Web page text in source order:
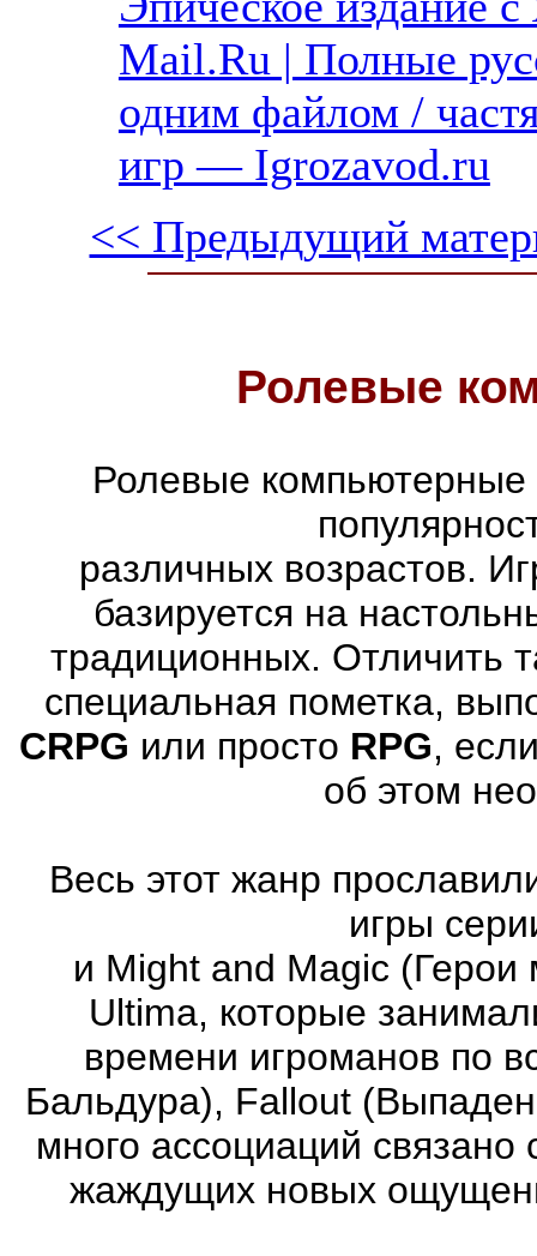
Mail.Ru | Полные
одним файлом /
игр — Igrozavod.ru
<< Предыдущий
Ролевые
Ролевые компьютерные
различных возрастов.
базируется на
традиционных. Отличить
специальная пометка,
CRPG или просто RPG,
об этом
Весь этот жанр
игры
и Might and Magic
Ultima, которые
времени игроманов по
Бальдура), Fallout
много ассоциаций
жаждущих новых